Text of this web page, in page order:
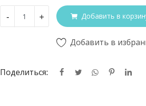
- + Добавить в
Добавить в
Поделиться: